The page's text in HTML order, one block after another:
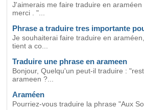
J'aimerais me faire traduire en araméen
merci . "...
Phrase a traduire tres importante
Je souhaiterai faire traduire en
tient a co...
Traduire une phrase en arameen
Bonjour, Quelqu'un peut-il traduire :
arameen ?...
Araméen
Pourriez-vous traduire la phrase "Aux